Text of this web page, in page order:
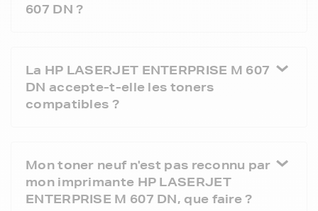
607 DN ?
La HP LASERJET ENTERPRISE M 607
DN accepte-t-elle les toners
compatibles ?
Mon toner neuf n'est pas reconnu par
mon imprimante HP LASERJET
ENTERPRISE M 607 DN, que faire ?